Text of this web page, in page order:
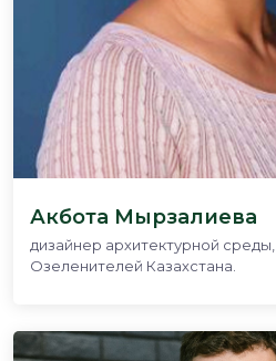
Акбота Мырзалиева
дизайнер архитектурной
Озеленителей Казахстана.